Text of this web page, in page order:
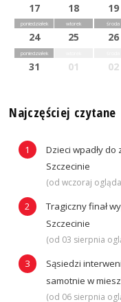
17 18 19
poniedziałek
24
wtorek
25
środa
26
poniedziałek
31 01 02
Najczęściej czytane
Dzieci wpadły
Szczecinie
(od wczoraj
Tragiczny finał
Szczecinie
(od 03 sierpnia
Sąsiedzi
samotnie w
(od 06 sierpnia